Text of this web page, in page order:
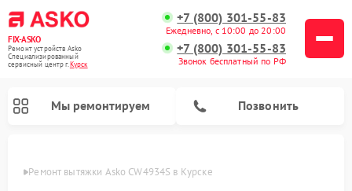
FIX-ASKO
Ремонт устройств Asko
Специализированный
cервисный центр г.Курск
+7 (800) 301-55-83
Ежедневно, с 10:00 до 20:00
+7 (800) 301-55-83
Звонок бесплатный по РФ
Мы ремонтируем Позвонить
Ремонт вытяжки Asko CW4934S в Курске